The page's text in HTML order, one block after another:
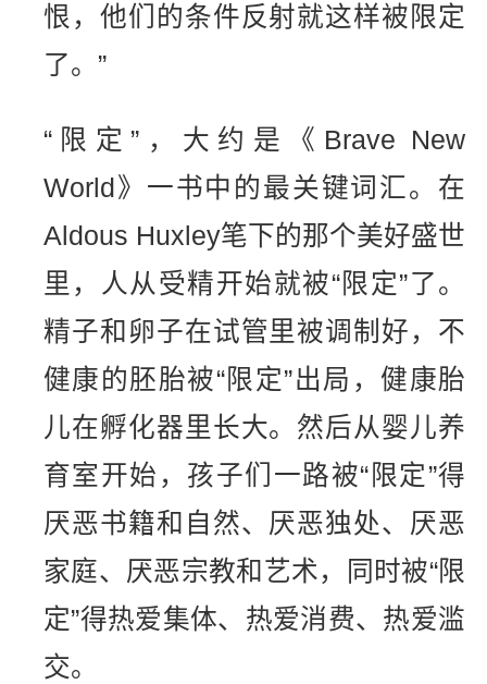
恨，他们的条件反射就这样被限定
了。”
“限定”，大约是《Brave New
World》一书中的最关键词汇。在
Aldous Huxley笔下的那个美好盛世
里，人从受精开始就被“限定”了。
精子和卵子在试管里被调制好，不
健康的胚胎被“限定”出局，健康胎
儿在孵化器里长大。然后从婴儿养
育室开始，孩子们一路被“限定”得
厌恶书籍和自然、厌恶独处、厌恶
家庭、厌恶宗教和艺术，同时被“限
定”得热爱集体、热爱消费、热爱滥
交。